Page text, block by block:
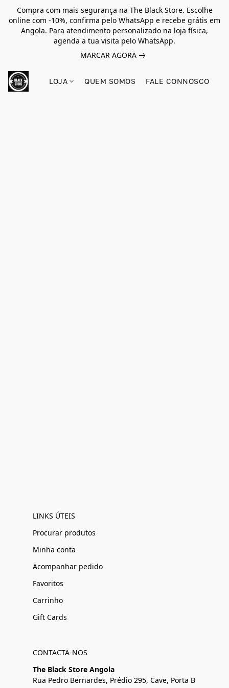
Compra com mais segurança na The Black Store. Escolhe
online com -10%, confirma pelo WhatsApp e recebe grátis em
Angola. Para atendimento personalizado na loja física,
agenda a tua visita pelo WhatsApp.
MARCAR AGORA
LOJA QUEM SOMOS FALE CONNOSCO
LINKS ÚTEIS
Procurar produtos
Minha conta
Acompanhar pedido
Favoritos
Carrinho
Gift Cards
CONTACTA-NOS
The Black Store Angola
Rua Pedro Bernardes, Prédio 295, Cave, Porta B